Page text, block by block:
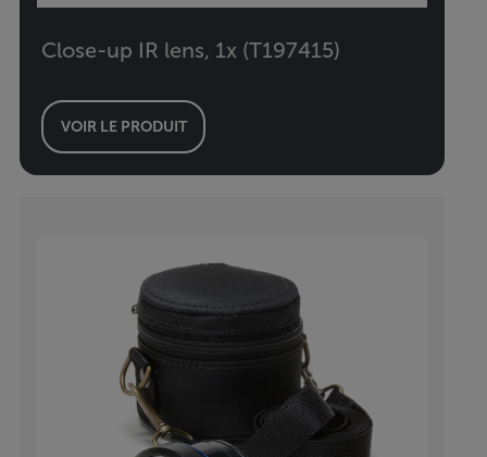
Close-up IR lens, 1x (T197415)
VOIR LE PRODUIT